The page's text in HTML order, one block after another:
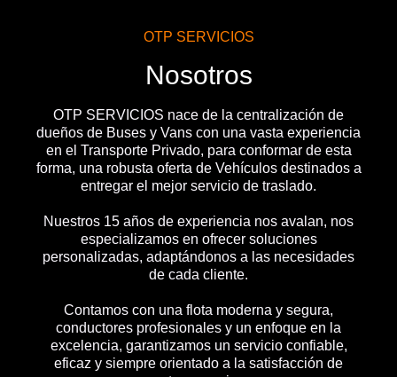
OTP SERVICIOS
Nosotros
OTP SERVICIOS nace de la centralización de
dueños de Buses y Vans con una vasta experiencia
en el Transporte Privado, para conformar de esta
forma, una robusta oferta de Vehículos destinados a
entregar el mejor servicio de traslado.
Nuestros 15 años de experiencia nos avalan, nos
especializamos en ofrecer soluciones
personalizadas, adaptándonos a las necesidades
de cada cliente.
Contamos con una flota moderna y segura,
conductores profesionales y un enfoque en la
excelencia, garantizamos un servicio confiable,
eficaz y siempre orientado a la satisfacción de